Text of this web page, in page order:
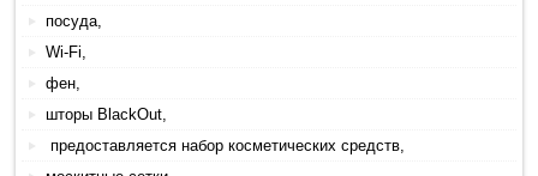
посуда,
Wi-Fi,
фен,
шторы BlackOut,
предоставляется набор косметических средств,